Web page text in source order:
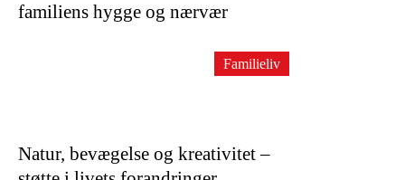
familiens hygge og nærvær
Natur, bevægelse og kreativitet –
Familieliv